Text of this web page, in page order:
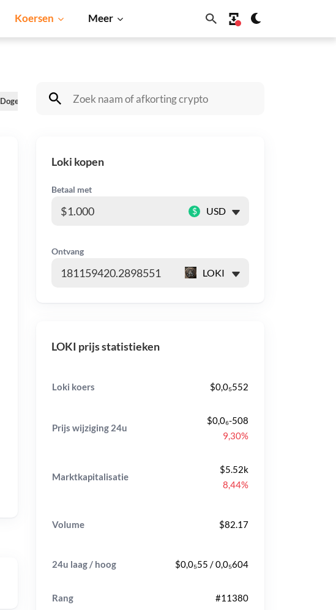
Koersen Meer
Dogecoin Solana BNB
Loki kopen
Betaal met
$
Ontvang
LOKI prijs statistieken
Loki koers $0,0₅552
Prijs wijziging 24u
$0,0₆-508
9,30%
Marktkapitalisatie
$5.52k
8,44%
Volume $82.17
24u laag / hoog $0,0₅55 / 0,0₅604
Rang #11380